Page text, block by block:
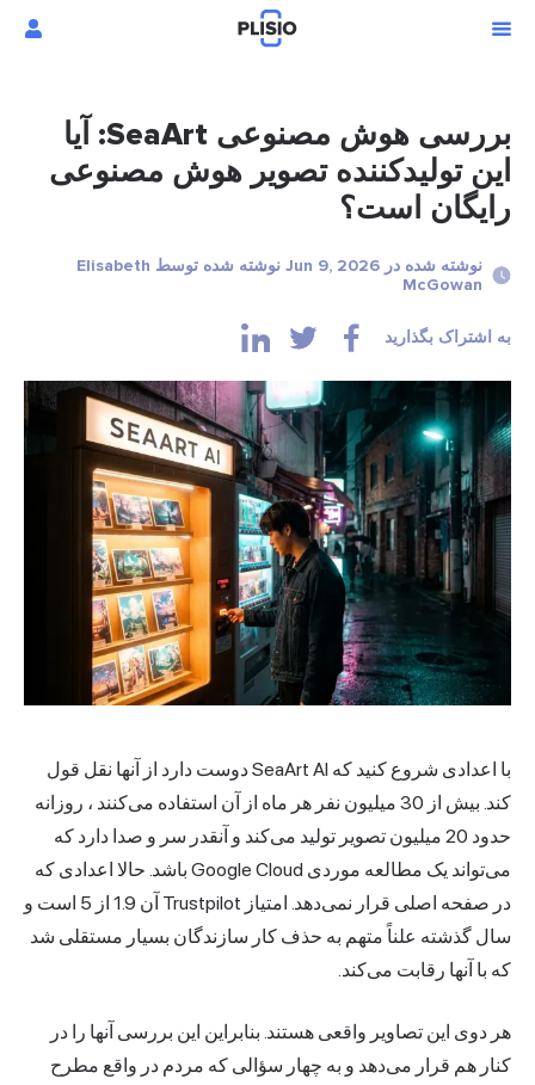
بررسی هوش مصنوعی SeaArt: آیا
این تولیدکننده تصویر هوش مصنوعی
رایگان است؟
نوشته شده در Jun 9, 2026 نوشته شده توسط Elisabeth
McGowan
به اشتراک بگذارید
با اعدادی شروع کنید که SeaArt AI دوست دارد از آنها نقل قول
کند. بیش از 30 میلیون نفر هر ماه از آن استفاده می‌کنند
، روزانه
حدود 20 میلیون تصویر تولید می‌کند و آنقدر سر و صدا دارد که
می‌تواند یک مطالعه موردی Google Cloud باشد. حالا اعدادی که
در صفحه اصلی قرار نمی‌دهد. امتیاز Trustpilot آن
1.9 از 5
است و
سال گذشته علناً متهم به حذف کار سازندگان بسیار مستقلی شد
که با آنها رقابت می‌کند.
هر دوی این تصاویر واقعی هستند. بنابراین این بررسی آنها را در
کنار هم قرار می‌دهد و به چهار سؤالی که مردم در واقع مطرح